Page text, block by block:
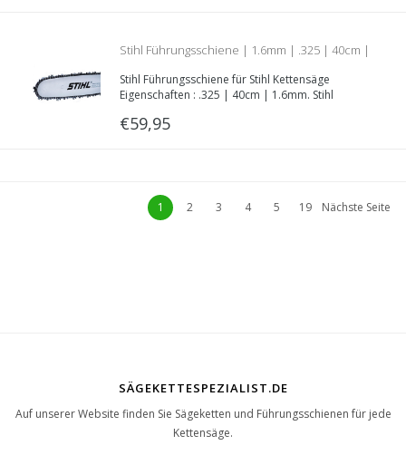
Stihl Führungsschiene | 1.6mm | .325 | 40cm |
Rollomatic E | Artikelnummer 3003 000 6813
Stihl Führungsschiene für Stihl Kettensäge
Eigenschaften : .325 | 40cm | 1.6mm. Stihl
€59,95
1 2 3 4 5 19 Nächste Seite
SÄGEKETTESPEZIALIST.DE
Auf unserer Website finden Sie Sägeketten und Führungsschienen für jede
Kettensäge.